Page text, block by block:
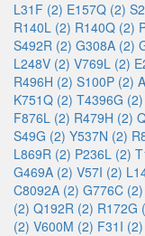
L31F (2) E157Q (2)
R140L (2) R140Q (2)
S492R (2) G308A (2)
L248V (2) V769L (2)
R496H (2) S100P (2)
K751Q (2) T4396G (2)
F876L (2) R479H (2)
S49G (2) Y537N (2)
L869R (2) P236L (2)
G469A (2) V57I (2)
C8092A (2) G776C (2)
(2) Q192R (2) R172G
(2) V600M (2) F31I (2)